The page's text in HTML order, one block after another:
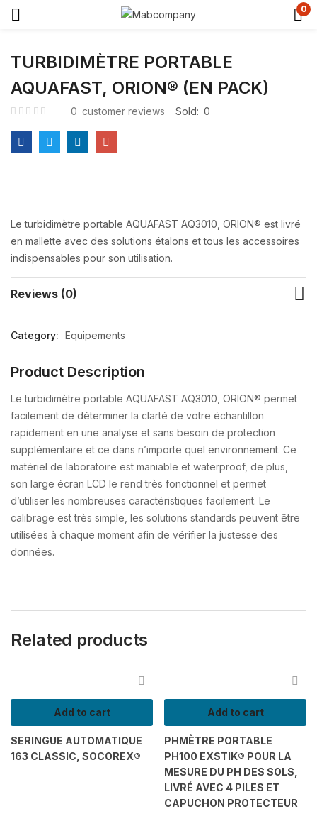
0
TURBIDIMÈTRE PORTABLE
AQUAFAST, ORION® (EN PACK)
0 customer reviews Sold: 0
Le turbidimètre portable AQUAFAST AQ3010, ORION® est livré
en mallette avec des solutions étalons et tous les accessoires
indispensables pour son utilisation.
Reviews (0)
Category: Equipements
Product Description
Le turbidimètre portable AQUAFAST AQ3010, ORION® permet
facilement de déterminer la clarté de votre échantillon
rapidement en une analyse et sans besoin de protection
supplémentaire et ce dans n’importe quel environnement. Ce
matériel de laboratoire est maniable et waterproof, de plus,
son large écran LCD le rend très fonctionnel et permet
d’utiliser les nombreuses caractéristiques facilement. Le
calibrage est très simple, les solutions standards peuvent être
utilisées à chaque moment afin de vérifier la justesse des
données.
Related products
Add to cart
SERINGUE AUTOMATIQUE
163 CLASSIC, SOCOREX®
Add to cart
PHMÈTRE PORTABLE
PH100 EXSTIK® POUR LA
MESURE DU PH DES SOLS,
LIVRÉ AVEC 4 PILES ET
CAPUCHON PROTECTEUR